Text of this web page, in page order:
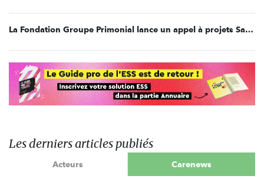
La Fondation Groupe Primonial lance un appel à projets Santé en région PACA
Les derniers articles publiés
Acteurs Carenews